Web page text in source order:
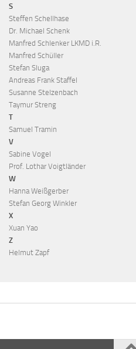
S
Steffen Schellhase
Dr. Michael Schenk
Manfred Schlenker LKMD i.R.
Manfred Schüller
Stefan Sluga
Andreas Frank Staffel
Susanne Stelzenbach
Taymur Streng
T
Samuel Tramin
V
Sabine Vogel
Prof. Lothar Voigtländer
W
Hanna Weißgerber
Stefan Georg Winkler
X
Xuan Yao
Z
Helmut Zapf